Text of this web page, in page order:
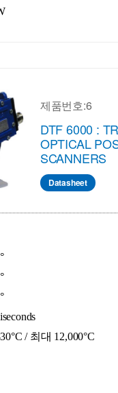
제품번호:6
DTF 6000 :
OPTICAL
SCANNERS
Datasheet
/ 최대 12,000°C